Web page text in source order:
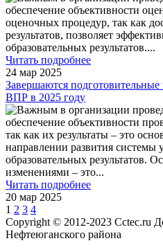
обеспечение объективности
оценочных процедур, так как
результатов, позволяет
образовательных результатов....
Читать подробнее
24 мар 2025
Завершаются
ВПР в 2025 году
Важным в организации
обеспечение объективности
так как их результаты – это
направлении развития системы
образовательных результатов.
изменениями – это...
Читать подробнее
20 мар 2025
1 2 3 4
Copyright © 2012-2023 Cctec.ru
Нефтеюганского района